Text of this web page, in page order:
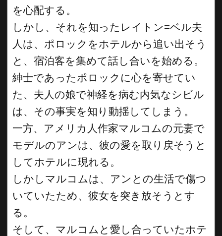
を心配する。
しかし、それを知ったレイトン=ベル夫
人は、ポロックをホテルから追い出そう
と、宿泊客を集めて話し合いを始める。
紳士であったポロックに心を寄せてい
た、夫人の娘で神経を病む内気なシビル
は、その事実を知り動揺してしまう。
一方、アメリカ人作家マルコムの元妻で
モデルのアンは、彼の愛を取り戻そうと
してホテルに現れる。
しかしマルコムは、アンとの生活で傷つ
いていたため、彼女を突き放そうとす
る。
そして、マルコムと愛し合っていたホテ